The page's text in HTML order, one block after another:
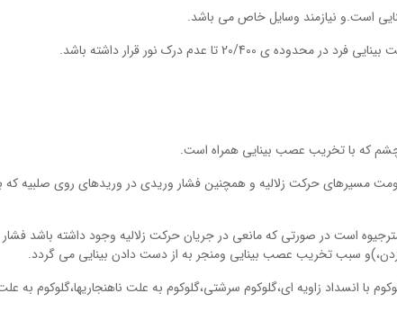
است.و نیازمند وسایل خاص می باشد.
ی 20/400 تا عدم درک نور قرار داشته باشد.
مسیرهای حرکت زلالیه و همچنین فشار وریدی در وریدهای روی صلبیه که
تعادل مناسب،فشار داخل چشم 21-10 میلی مترجیوه است در صورتی که مانعی در جریان حرکت زلالیه وجود داشته باشد فشار
سبب تخریب عصب بینایی ومنجر به از دست دادن بینایی می گردد.
با انسداد زاویه ای،گلوکوم سرشتی،گلوکوم به علت ناهنجاریها،گلوکوم به